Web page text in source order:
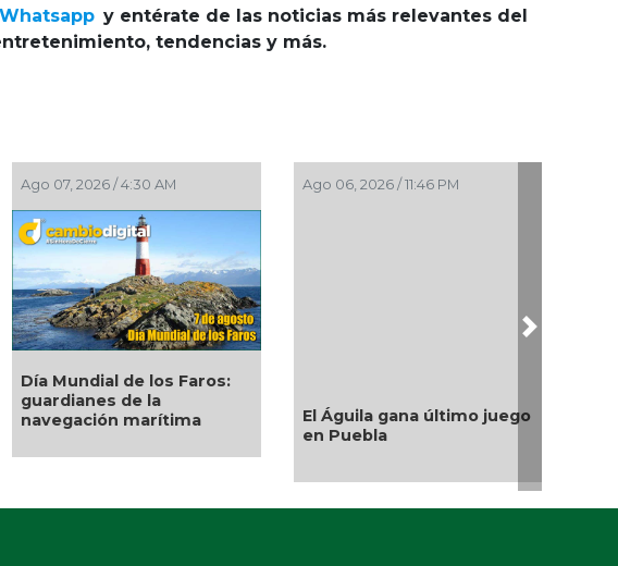
y entérate de las noticias más relevantes del
tendencias y más.
Ago 06, 2026 / 10:53 PM
Habitantes de Chocaman
tiran bardas de parque;
exigen obras de
Ago 06, 2026 / 10:43 PM
Medellín de Bravo
transforma sus caminos
Next